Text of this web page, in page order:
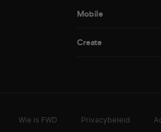
Mobile
Create
Wie is FWD Privacybeleid